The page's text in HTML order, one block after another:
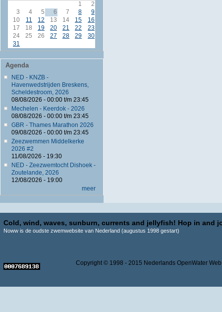
1
2
3
4 5 6 7 8
9
10
11 12 13 14 15
16
17
18 19 20 21 22
23
24
25 26 27 28 29
30
31
Agenda
NED - KNZB -
Havenwedstrijden Breskens,
Scheldestroom, 2026
08/08/2026 - 00:00t/m 23:45
Mechelen - Keerdok - 2026
08/08/2026 - 00:00t/m 23:45
GBR - Thames Marathon 2026
09/08/2026 - 00:00t/m 23:45
Zeezwemmen Middelkerke
2026 #2
11/08/2026 - 19:30
NED - Zeezwemtocht Dishoek -
Zoutelande, 2026
12/08/2026 - 19:00
meer
Cold, wind, waves, sunburn, currents and jellyfish! Hop in and
Noww is de oudste zwemwebsite van Nederland (augustus 1998 gestart)
Copyright © 1998 - 2015 Nederlands OpenWater